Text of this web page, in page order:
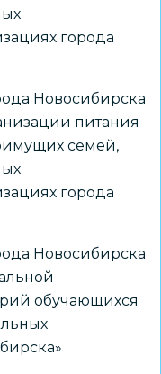
города
Новосибирска
питания
семей,
города
Новосибирска
обучающихся